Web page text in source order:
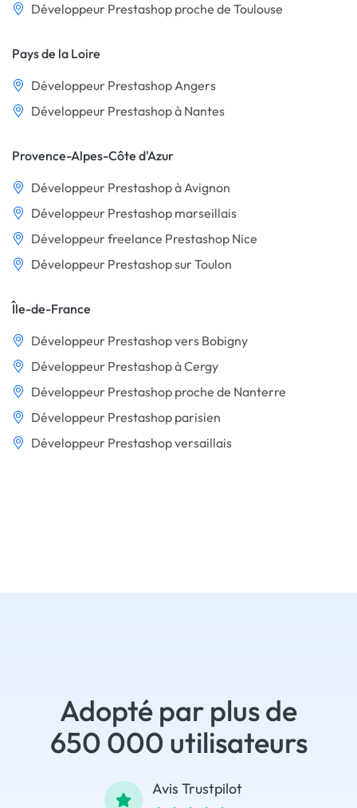
Développeur Prestashop proche de Toulouse
Pays de la Loire
Développeur Prestashop Angers
Développeur Prestashop à Nantes
Provence-Alpes-Côte d'Azur
Développeur Prestashop à Avignon
Développeur Prestashop marseillais
Développeur freelance Prestashop Nice
Développeur Prestashop sur Toulon
Île-de-France
Développeur Prestashop vers Bobigny
Développeur Prestashop à Cergy
Développeur Prestashop proche de Nanterre
Développeur Prestashop parisien
Développeur Prestashop versaillais
Adopté par plus de
650 000 utilisateurs
Avis Trustpilot